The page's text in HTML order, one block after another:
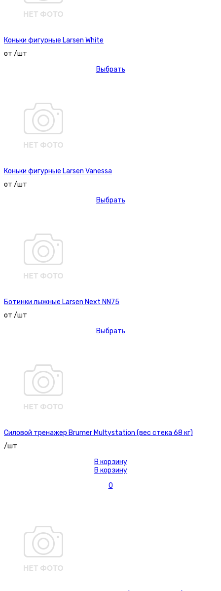
Коньки фигурные Larsen White
от /шт
Выбрать
Коньки фигурные Larsen Vanessa
от /шт
Выбрать
Ботинки лыжные Larsen Next NN75
от /шт
Выбрать
Силовой тренажер Brumer Multystation (вес стека 68 кг)
/шт
В корзину
В корзину
0